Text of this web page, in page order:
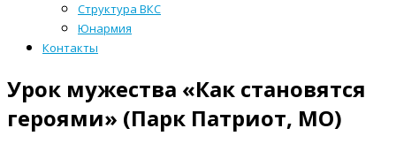
Структура ВКС
Юнармия
Контакты
Урок мужества «Как становятся
героями» (Парк Патриот, МО)